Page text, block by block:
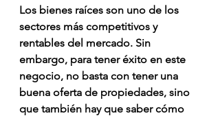
Los bienes raíces son uno de los
sectores más competitivos y
rentables del mercado. Sin
embargo, para tener éxito en este
negocio, no basta con tener una
buena oferta de propiedades, sino
que también hay que saber cómo